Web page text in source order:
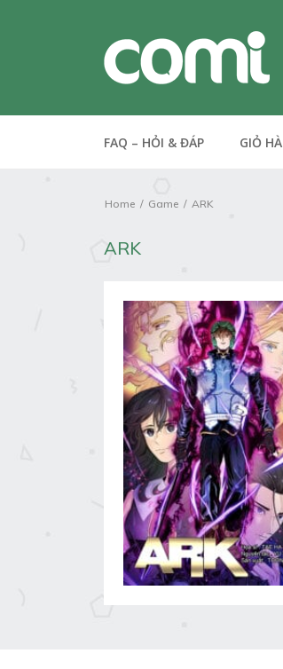
FAQ – HỎI & ĐÁP GIỎ
Home Game ARK
ARK